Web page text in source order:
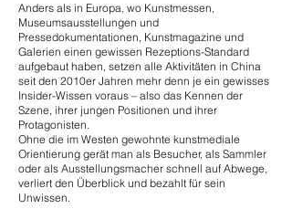
Anders als in Europa, wo Kunstmessen,
Museumsausstellungen und
Pressedokumentationen, Kunstmagazine und
Galerien einen gewissen Rezeptions-Standard
aufgebaut haben, setzen alle Aktivitäten in China
seit den 2010er Jahren mehr denn je ein gewisses
Insider-Wissen voraus – also das Kennen der
Szene, ihrer jungen Positionen und ihrer
Protagonisten.
Ohne die im Westen gewohnte kunstmediale
Orientierung gerät man als Besucher, als Sammler
oder als Ausstellungsmacher schnell auf Abwege,
verliert den Überblick und bezahlt für sein
Unwissen.